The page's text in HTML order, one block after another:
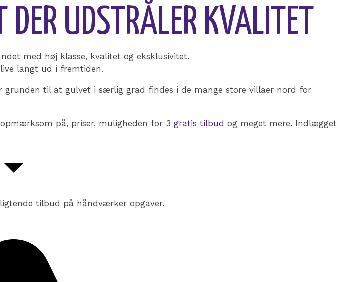
UDSTRÅLER KVALITET
med høj klasse, kvalitet og eksklusivitet.
langt ud i fremtiden.
grunden til at gulvet i særlig grad findes i de mange store villaer nord for
på, priser, muligheden for 3 gratis tilbud og meget mere. Indlægget
tilbud på håndværker opgaver.